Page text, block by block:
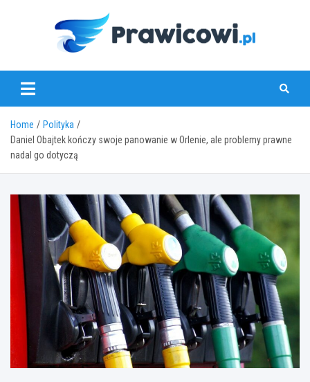
www.prawicowi.pl
Home
Polityka
Daniel Obajtek kończy swoje panowanie w Orlenie, ale problemy prawne
nadal go dotyczą